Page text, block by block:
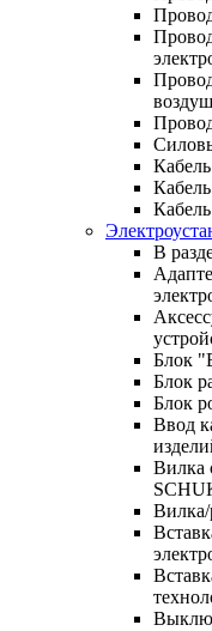
В
Блок
Блок
Блок
Ввод
Вилка
Вилка/